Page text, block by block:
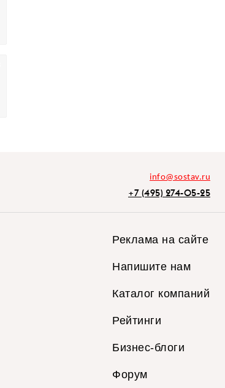
info@sostav.ru
+7 (495) 274-05-25
Реклама на сайте
Напишите нам
Каталог компаний
Рейтинги
Бизнес-блоги
Форум